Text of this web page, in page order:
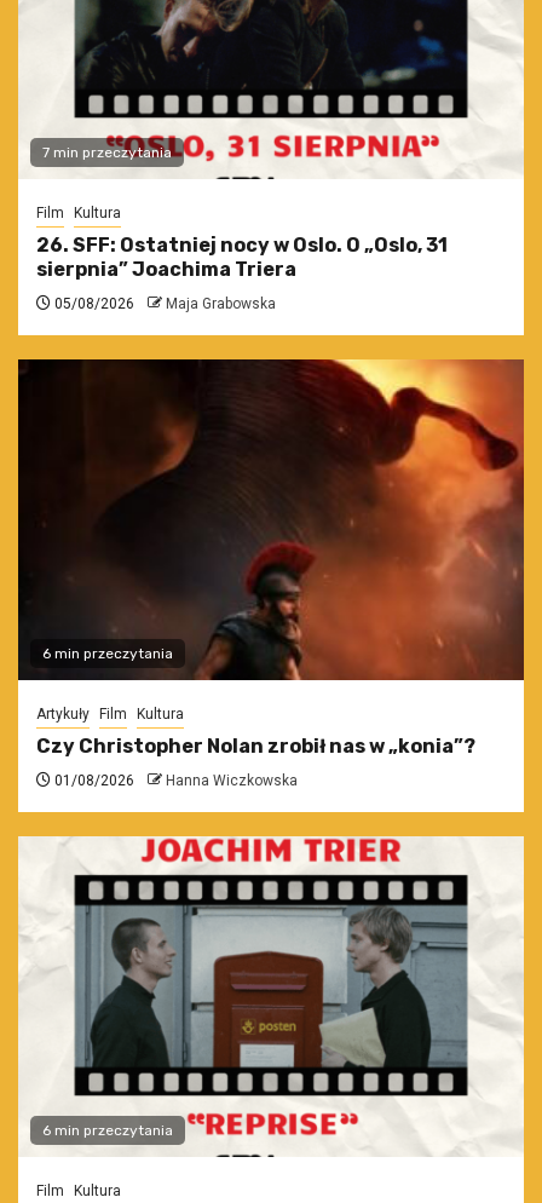
7 min przeczytania
Film Kultura
26. SFF: Ostatniej nocy w Oslo. O „Oslo, 31
sierpnia” Joachima Triera
05/08/2026 Maja Grabowska
6 min przeczytania
Artykuły Film Kultura
Czy Christopher Nolan zrobił nas w „konia”?
01/08/2026 Hanna Wiczkowska
6 min przeczytania
Film Kultura